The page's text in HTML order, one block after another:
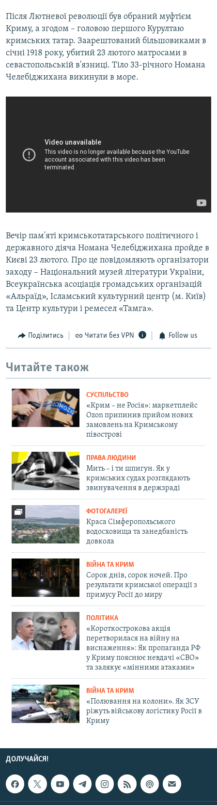
Після Лютневої революції був обраний муфтієм
Криму, а згодом – головою першого Курултаю
кримських татар. Заарештований більшовиками в
січні 1918 року, убитий 23 лютого матросами в
севастопольській в'язниці. Тіло 33-річного Номана
Челебіджихана викинули в море.
Вечір пам'яті кримськотатарського політичного і
державного діяча Номана Челебіджихана пройде в
Києві 23 лютого. Про це повідомляють організатори
заходу – Національний музей літератури України,
Всеукраїнська асоціація громадських організацій
«Альраїд», Ісламський культурний центр (м. Київ)
та Центр культури і ремесел «Тамга».
Поділитись Читати без VPN Follow us
Читайте також
СУСПІЛЬСТВО
«Крим – не Росія»: маркетплейс
Ozon припинив прийом нових
замовлень на Кримському
півострові
ПРАВА ЛЮДИНИ
Мить – і ти шпигун. Як у
кримських судах розглядають
звинувачення в держзраді
ФОТОГАЛЕРЕЇ
Краса Сімферопольського
водосховища та занедбаність
довкола
ВІЙНА ТА КРИМ
Сорок днів, сорок ночей. Про
результати кримської операції з
примусу Росії до миру
ПОЛІТИКА
«Короткострокова акція
перетворилася на війну на
виснаження»: Як пропаганда РФ
у Криму пояснює невдачі «СВО»
та залякує «мінними атаками»
ВІЙНА ТА КРИМ
«Полювання на колони». Як ЗСУ
ріжуть військову логістику Росії в
Криму
ДОЛУЧАЙСЯ!